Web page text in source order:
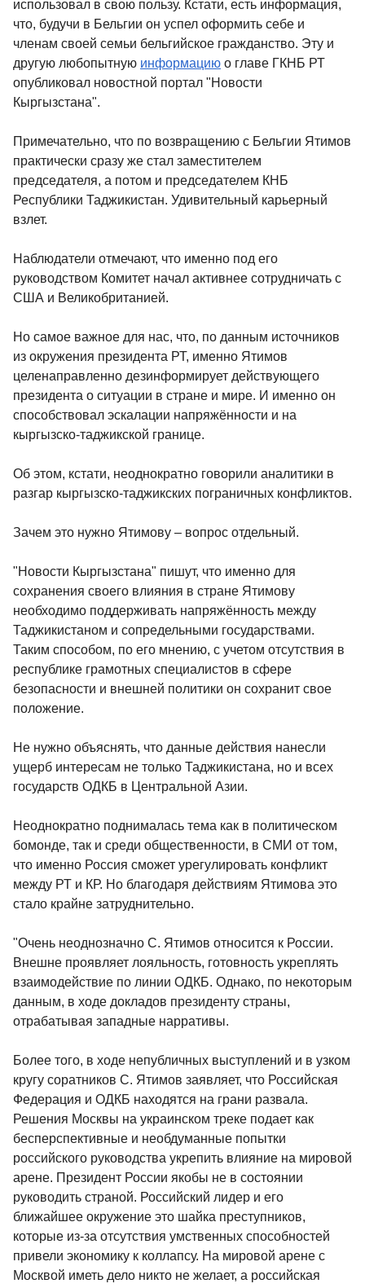
использовал в свою пользу. Кстати, есть информация,
что, будучи в Бельгии он успел оформить себе и
членам своей семьи бельгийское гражданство. Эту и
другую любопытную информацию о главе ГКНБ РТ
опубликовал новостной портал "Новости
Кыргызстана".
Примечательно, что по возвращению с Бельгии Ятимов
практически сразу же стал заместителем
председателя, а потом и председателем КНБ
Республики Таджикистан. Удивительный карьерный
взлет.
Наблюдатели отмечают, что именно под его
руководством Комитет начал активнее сотрудничать с
США и Великобританией.
Но самое важное для нас, что, по данным источников
из окружения президента РТ, именно Ятимов
целенаправленно дезинформирует действующего
президента о ситуации в стране и мире. И именно он
способствовал эскалации напряжённости и на
кыргызско-таджикской границе.
Об этом, кстати, неоднократно говорили аналитики в
разгар кыргызско-таджикских пограничных конфликтов.
Зачем это нужно Ятимову – вопрос отдельный.
"Новости Кыргызстана" пишут, что именно для
сохранения своего влияния в стране Ятимову
необходимо поддерживать напряжённость между
Таджикистаном и сопредельными государствами.
Таким способом, по его мнению, с учетом отсутствия в
республике грамотных специалистов в сфере
безопасности и внешней политики он сохранит свое
положение.
Не нужно объяснять, что данные действия нанесли
ущерб интересам не только Таджикистана, но и всех
государств ОДКБ в Центральной Азии.
Неоднократно поднималась тема как в политическом
бомонде, так и среди общественности, в СМИ от том,
что именно Россия сможет урегулировать конфликт
между РТ и КР. Но благодаря действиям Ятимова это
стало крайне затруднительно.
"Очень неоднозначно С. Ятимов относится к России.
Внешне проявляет лояльность, готовность укреплять
взаимодействие по линии ОДКБ. Однако, по некоторым
данным, в ходе докладов президенту страны,
отрабатывая западные нарративы.
Более того, в ходе непубличных выступлений и в узком
кругу соратников С. Ятимов заявляет, что Российская
Федерация и ОДКБ находятся на грани развала.
Решения Москвы на украинском треке подает как
бесперспективные и необдуманные попытки
российского руководства укрепить влияние на мировой
арене. Президент России якобы не в состоянии
руководить страной. Российский лидер и его
ближайшее окружение это шайка преступников,
которые из-за отсутствия умственных способностей
привели экономику к коллапсу. На мировой арене с
Москвой иметь дело никто не желает, а российская